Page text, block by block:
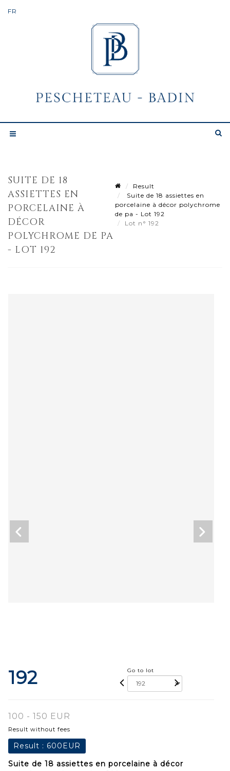
SUITE DE 18
ASSIETTES EN
PORCELAINE À
DÉCOR
POLYCHROME DE PA
- LOT 192
Result
Suite de 18 assiettes en
porcelaine à décor polychrome
de pa - Lot 192
Lot n° 192
192 Go to lot
100 - 150 EUR
Result without fees
Result : 600EUR
Suite de 18 assiettes en porcelaine à décor